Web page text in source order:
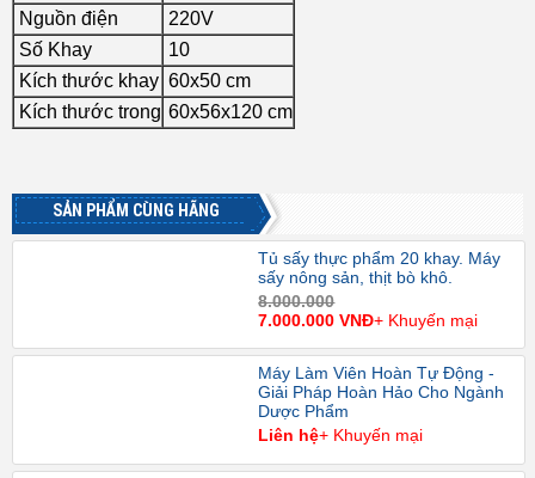
Nguồn điện
220V
Số Khay
10
Kích thước khay 60x50 cm
Kích thước trong 60x56x120 cm
SẢN PHẨM CÙNG HÃNG
Tủ sấy thực phẩm 20 khay. Máy
sấy nông sản, thịt bò khô.
8.000.000
7.000.000 VNĐ+ Khuyến mại
Máy Làm Viên Hoàn Tự Động -
Giải Pháp Hoàn Hảo Cho Ngành
Dược Phẩm
Liên hệ+ Khuyến mại